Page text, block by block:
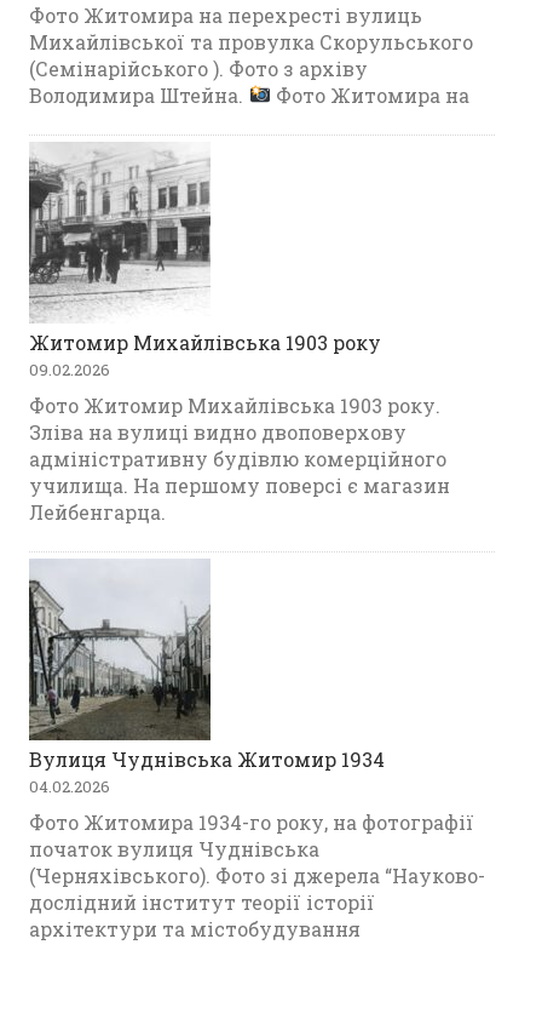
Фото Житомира на перехресті вулиць
Михайлівської та провулка Скорульського
(Семінарійського ). Фото з архіву
Володимира Штейна.
Фото Житомира на
Житомир Михайлівська 1903 року
09.02.2026
Фото Житомир Михайлівська 1903 року.
Зліва на вулиці видно двоповерхову
адміністративну будівлю комерційного
училища. На першому поверсі є магазин
Лейбенгарца.
Вулиця Чуднівська Житомир 1934
04.02.2026
Фото Житомира 1934-го року, на фотографії
початок вулиця Чуднівська
(Черняхівського). Фото зі джерела “Науково-
дослідний інститут теорії історії
архітектури та містобудування